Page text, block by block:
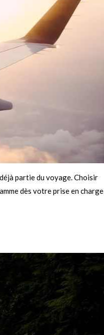
partie du voyage. Choisir
dès votre prise en charge